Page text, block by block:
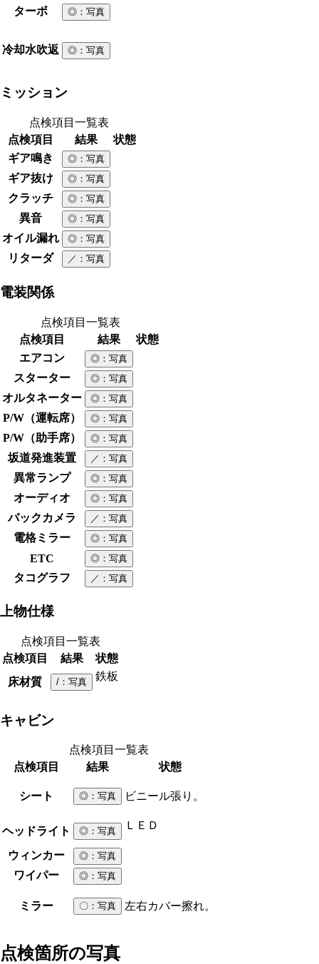
ターボ ◎ ：写真
冷却水吹返 ◎ ：写真
ミッション
点検項目一覧表
点検項目
結果
状態
ギア鳴き
◎ ：写真
ギア抜け ◎ ：写真
クラッチ ◎ ：写真
異音 ◎ ：写真
オイル漏れ ◎ ：写真
リターダ ／ ：写真
電装関係
点検項目一覧表
点検項目
結果
状態
エアコン
◎ ：写真
スターター ◎ ：写真
オルタネーター ◎ ：写真
P/W（運転席） ◎ ：写真
P/W（助手席） ◎ ：写真
坂道発進装置 ／ ：写真
異常ランプ ◎ ：写真
オーディオ ◎ ：写真
バックカメラ ／ ：写真
電格ミラー ◎ ：写真
ETC ◎ ：写真
タコグラフ ／ ：写真
上物仕様
点検項目一覧表
点検項目
結果
状態
床材質
/ ：写真 鉄板
キャビン
点検項目一覧表
点検項目
結果 状態
シート ◎ ：写真 ビニール張り。
ヘッドライト ◎ ：写真 ＬＥＤ
ウィンカー ◎ ：写真
ワイパー ◎ ：写真
ミラー 〇 ：写真 左右カバー擦れ。
点検箇所の写真